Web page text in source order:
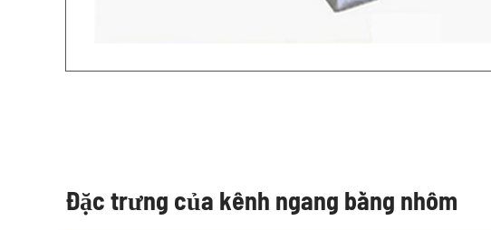
Đặc trưng của kênh ngang bằng nhôm